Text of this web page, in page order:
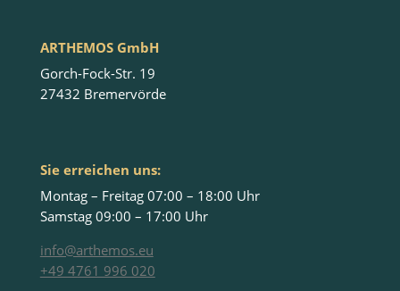
ARTHEMOS GmbH
Gorch-Fock-Str. 19
27432 Bremervörde
Sie erreichen uns:
Montag – Freitag 07:00 – 18:00 Uhr
Samstag 09:00 – 17:00 Uhr
info@arthemos.eu
+49 4761 996 020